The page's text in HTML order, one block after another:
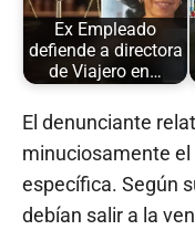
Ex Empleado
defiende a directora
de Viajero en…
El denunciante
minuciosamente
específica. Según
debían salir a la